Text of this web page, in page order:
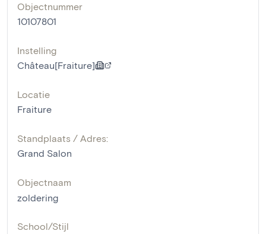
Objectnummer
10107801
Instelling
Château[Fraiture]
Locatie
Fraiture
Standplaats / Adres:
Grand Salon
Objectnaam
zoldering
School/Stijl